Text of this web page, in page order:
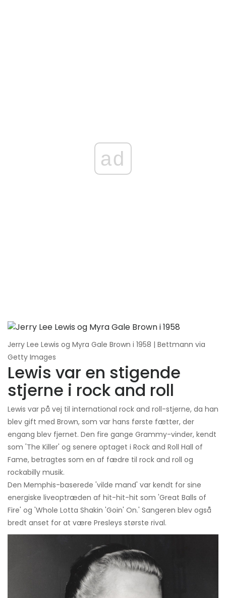
ad
Jerry Lee Lewis og Myra Gale Brown i 1958 | Bettmann via
Getty Images
Lewis var en stigende
stjerne i rock and roll
Lewis var på vej til international rock and roll-stjerne, da han
blev gift med Brown, som var hans første fætter, der
engang blev fjernet. Den fire gange Grammy-vinder, kendt
som 'The Killer' og senere optaget i Rock and Roll Hall of
Fame, betragtes som en af ​​fædre til rock and roll og
rockabilly musik.
Den Memphis-baserede 'vilde mand' var kendt for sine
energiske liveoptræden af ​​hit-hit-hit som 'Great Balls of
Fire' og 'Whole Lotta Shakin 'Goin' On.' Sangeren blev også
bredt anset for at være Presleys største rival.